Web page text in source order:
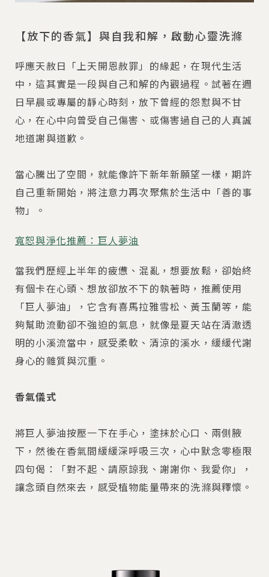
【放下的香氣】與自我和解，啟動心靈洗滌
呼應天赦日「上天開恩赦罪」的緣起，在現代生活
中，這其實是一段與自己和解的內觀過程。試著在週
日早晨或專屬的靜心時刻，放下曾經的怨懟與不甘
心，在心中向曾受自己傷害、或傷害過自己的人真誠
地道謝與道歉。
當心騰出了空間，就能像許下新年新願望一樣，期許
自己重新開始，將注意力再次聚焦於生活中「善的事
物」。
寬恕與淨化推薦：巨人夢油
當我們歷經上半年的疲憊、混亂，想要放鬆，卻始終
有個卡在心頭、想放卻放不下的執著時，推薦使用
「巨人夢油」，它含有喜馬拉雅雪松、黃玉蘭等，能
夠幫助流動卻不強迫的氣息，就像是夏天站在清澈透
明的小溪流當中，感受柔軟、清涼的溪水，緩緩代謝
身心的雜質與沉重。
香氣儀式
將巨人夢油按壓一下在手心，塗抹於心口、兩側腋
下，然後在香氣間緩緩深呼吸三次，心中默念零極限
四句偈：「對不起、請原諒我、謝謝你、我愛你」，
讓念頭自然來去，感受植物能量帶來的洗滌與釋懷。